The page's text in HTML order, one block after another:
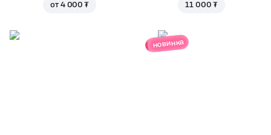
от 4 000 ₮ 11 000 ₮
новинка